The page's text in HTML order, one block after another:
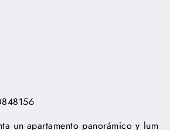
un apartamento panorámico y lum